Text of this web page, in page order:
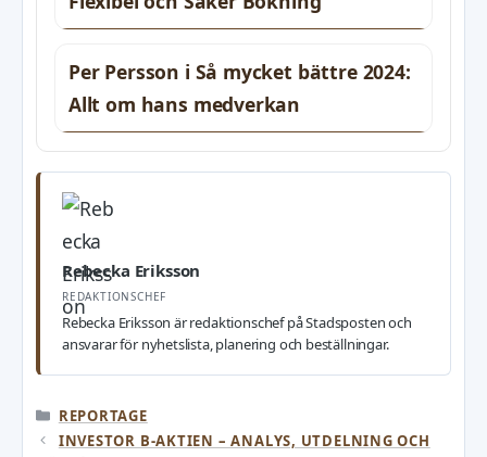
Per Persson i Så mycket bättre 2024:
Allt om hans medverkan
Rebecka Eriksson
REDAKTIONSCHEF
Rebecka Eriksson är redaktionschef på Stadsposten och
ansvarar för nyhetslista, planering och beställningar.
KATEGORIER
REPORTAGE
INVESTOR B-AKTIEN – ANALYS, UTDELNING OCH